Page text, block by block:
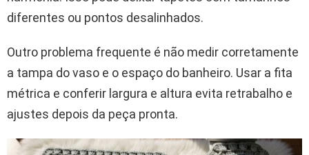
diferentes ou pontos desalinhados.
Outro problema frequente é não medir corretamente
a tampa do vaso e o espaço do banheiro. Usar a fita
métrica e conferir largura e altura evita retrabalho e
ajustes depois da peça pronta.